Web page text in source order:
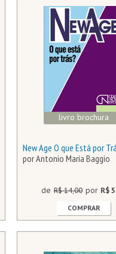
livro brochura
New Age O que Está por
por Antonio Maria Baggio
de R$ 14,00 por R$
COMPRAR